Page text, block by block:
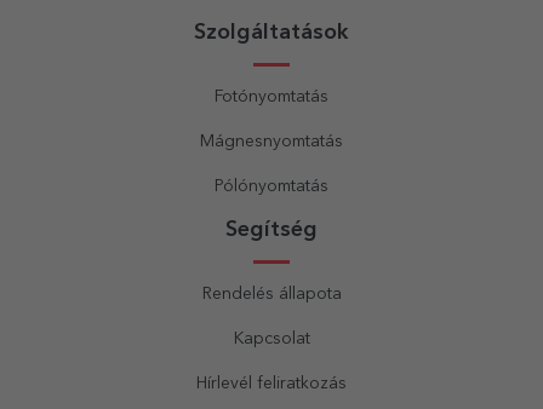
Szolgáltatások
Fotónyomtatás
Mágnesnyomtatás
Pólónyomtatás
Segítség
Rendelés állapota
Kapcsolat
Hírlevél feliratkozás